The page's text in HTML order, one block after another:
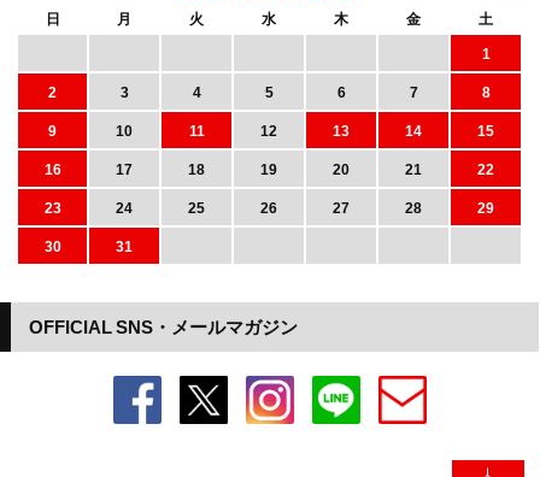
OFFICIAL SNS・メールマガジン
日 月 火 水 木 金
土
1
2
3 4 5 6 7
8
9
10 11 12 13 14
15
16
17 18 19 20 21
22
23
24 25 26 27 28
29
30
31